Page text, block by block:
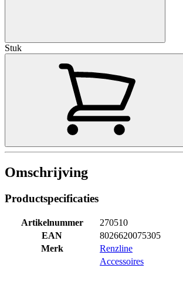
Stuk
Omschrijving
Productspecificaties
Artikelnummer
270510
EAN
8026620075305
Merk
Renzline
Accessoires